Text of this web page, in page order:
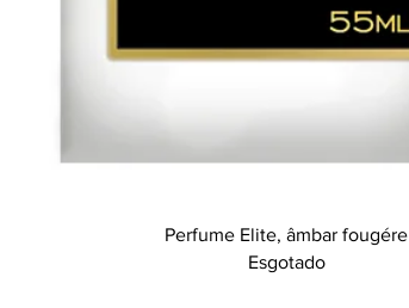
Visualização rápida
Perfume Elite, âmbar fougére
Esgotado